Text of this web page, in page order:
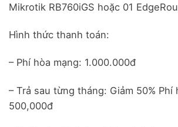
Mikrotik RB760iGS hoặc 01
Hình thức thanh toán:
– Phí hòa mạng: 1.000.000đ
– Trả sau từng tháng: Giảm 50% Phí
500,000đ